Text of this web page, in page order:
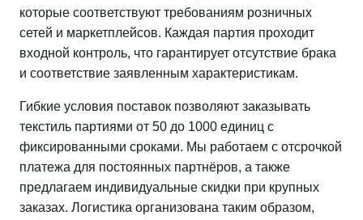
которые соответствуют требованиям розничных
сетей и маркетплейсов. Каждая партия проходит
входной контроль, что гарантирует отсутствие брака
и соответствие заявленным характеристикам.
Гибкие условия поставок позволяют заказывать
текстиль партиями от 50 до 1000 единиц с
фиксированными сроками. Мы работаем с отсрочкой
платежа для постоянных партнёров, а также
предлагаем индивидуальные скидки при крупных
заказах. Логистика организована таким образом,